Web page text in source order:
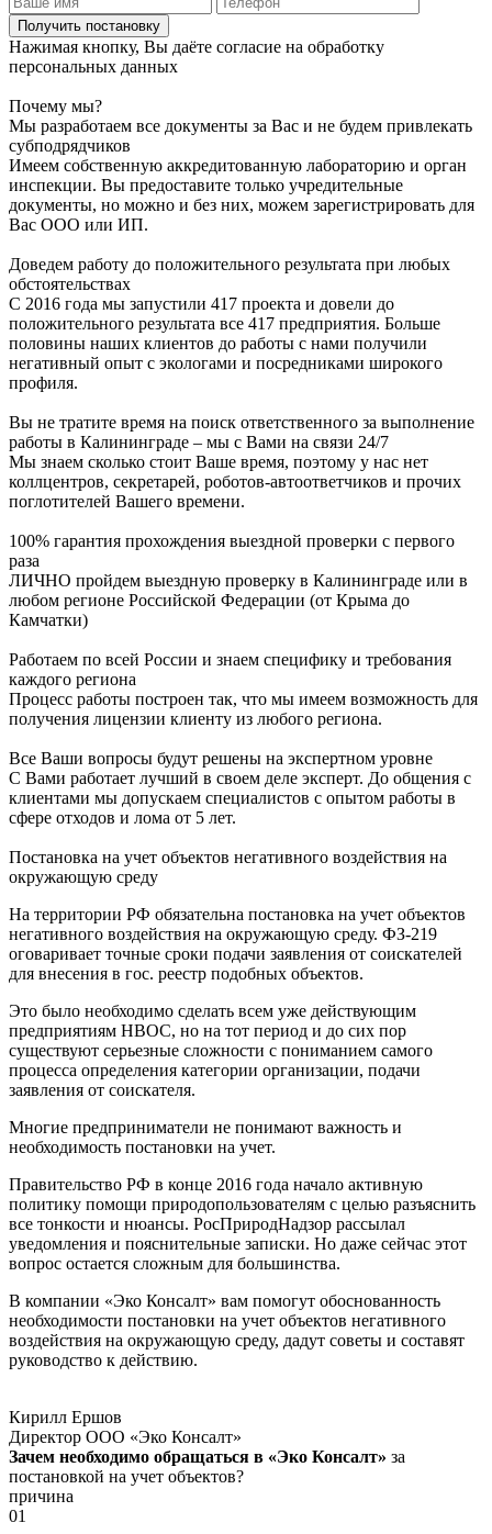
Получить постановку
Нажимая кнопку, Вы даёте согласие на обработку
персональных данных
Почему мы?
Мы разработаем все документы за Вас и не будем привлекать
субподрядчиков
Имеем собственную аккредитованную лабораторию и орган
инспекции. Вы предоставите только учредительные
документы, но можно и без них, можем зарегистрировать для
Вас ООО или ИП.
Доведем работу до положительного результата при любых
обстоятельствах
С 2016 года мы запустили 417 проекта и довели до
положительного результата все 417 предприятия. Больше
половины наших клиентов до работы с нами получили
негативный опыт с экологами и посредниками широкого
профиля.
Вы не тратите время на поиск ответственного за выполнение
работы в Калининграде – мы с Вами на связи 24/7
Мы знаем сколько стоит Ваше время, поэтому у нас нет
коллцентров, секретарей, роботов-автоответчиков и прочих
поглотителей Вашего времени.
100% гарантия прохождения выездной проверки с первого
раза
ЛИЧНО пройдем выездную проверку в Калининграде или в
любом регионе Российской Федерации (от Крыма до
Камчатки)
Работаем по всей России и знаем специфику и требования
каждого региона
Процесс работы построен так, что мы имеем возможность для
получения лицензии клиенту из любого региона.
Все Ваши вопросы будут решены на экспертном уровне
С Вами работает лучший в своем деле эксперт. До общения с
клиентами мы допускаем специалистов с опытом работы в
сфере отходов и лома от 5 лет.
Постановка на учет объектов негативного воздействия на
окружающую среду
На территории РФ обязательна постановка на учет объектов
негативного воздействия на окружающую среду. ФЗ-219
оговаривает точные сроки подачи заявления от соискателей
для внесения в гос. реестр подобных объектов.
Это было необходимо сделать всем уже действующим
предприятиям НВОС, но на тот период и до сих пор
существуют серьезные сложности с пониманием самого
процесса определения категории организации, подачи
заявления от соискателя.
Многие предприниматели не понимают важность и
необходимость постановки на учет.
Правительство РФ в конце 2016 года начало активную
политику помощи природопользователям с целью разъяснить
все тонкости и нюансы. РосПриродНадзор рассылал
уведомления и пояснительные записки. Но даже сейчас этот
вопрос остается сложным для большинства.
В компании «Эко Консалт» вам помогут обоснованность
необходимости постановки на учет объектов негативного
воздействия на окружающую среду, дадут советы и составят
руководство к действию.
Кирилл Ершов
Директор ООО «Эко Консалт»
Зачем необходимо обращаться в «Эко Консалт» за
постановкой на учет объектов?
причина
01